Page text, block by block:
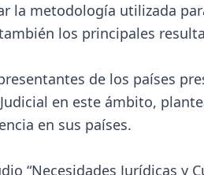
la metodología utilizada
los principales
de los países
en este ámbito,
en sus países.
“Necesidades Jurídicas y